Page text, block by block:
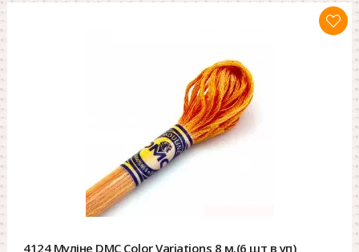
4124 Муліне DMC Color Variations 8 м.(6 шт в уп)